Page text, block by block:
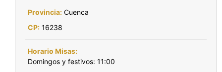
Provincia: Cuenca
CP: 16238
Horario Misas:
Domingos y festivos: 11:00